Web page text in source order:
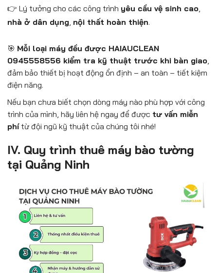
👉 Lý tưởng cho các công trình yêu cầu vệ sinh cao
nhà ở dân dụng nội thất hoàn thiện.
🎯 Mỗi loại máy đều được HAIAUCLEAN
0945558556 kiểm tra kỹ thuật trước khi bàn giao,
đảm bảo thiết bị hoạt động ổn định – an toàn – tiết kiệm
điện năng.
Nếu bạn chưa biết chọn dòng máy nào phù hợp với công
trình của mình, hãy liên hệ ngay để được tư vấn miễn
phítừ đội ngũ kỹ thuật của chúng tôi nhé!
IV. Quy trình thuê máy bào tường
tại Quảng Ninh